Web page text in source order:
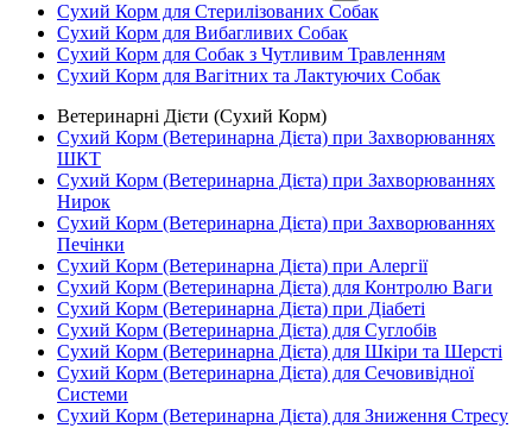
Сухий Корм для Стерилізованих Собак
Сухий Корм для Вибагливих Собак
Сухий Корм для Собак з Чутливим Травленням
Сухий Корм для Вагітних та Лактуючих Собак
Ветеринарні Дієти (Сухий Корм)
Сухий Корм (Ветеринарна Дієта) при Захворюваннях
ШКТ
Сухий Корм (Ветеринарна Дієта) при Захворюваннях
Нирок
Сухий Корм (Ветеринарна Дієта) при Захворюваннях
Печінки
Сухий Корм (Ветеринарна Дієта) при Алергії
Сухий Корм (Ветеринарна Дієта) для Контролю Ваги
Сухий Корм (Ветеринарна Дієта) при Діабеті
Сухий Корм (Ветеринарна Дієта) для Суглобів
Сухий Корм (Ветеринарна Дієта) для Шкіри та Шерсті
Сухий Корм (Ветеринарна Дієта) для Сечовивідної
Системи
Сухий Корм (Ветеринарна Дієта) для Зниження Стресу